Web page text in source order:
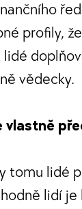
profily,
vědecky.
vlastně
tomu lidé
lidí